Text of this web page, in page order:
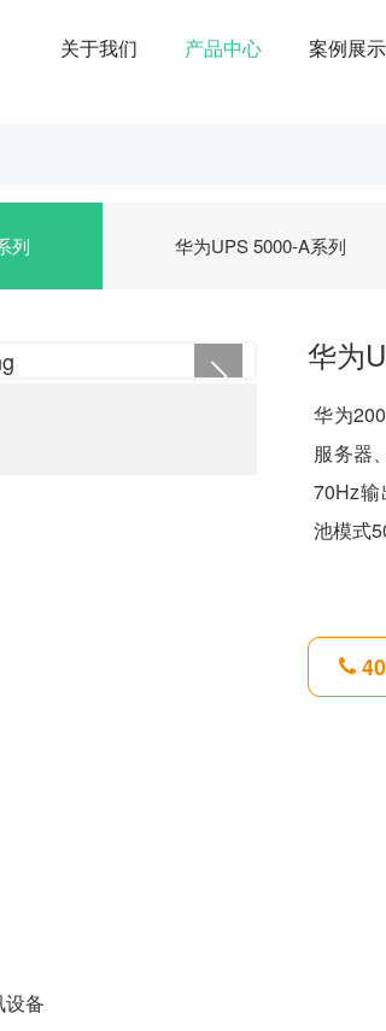
关于我们 产品中心 案例展示
列 华为UPS 5000-A系列
华为
华为
服务器
70Hz
池模式
备